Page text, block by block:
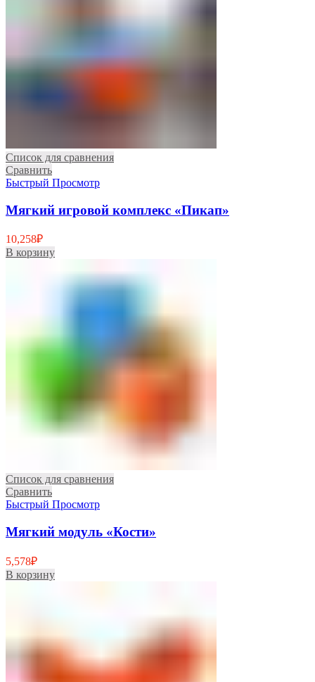
Список для сравнения
Сравнить
Быстрый Просмотр
Мягкий игровой комплекс «Пикап»
10,258₽
В корзину
Список для сравнения
Сравнить
Быстрый Просмотр
Мягкий модуль «Кости»
5,578₽
В корзину